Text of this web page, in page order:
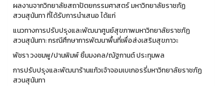
ผลงานจากวิทยาลัยสถาปัตยกรรมศาสตร์ มหาวิทยาลัยราชภัฏ
สวนสุนันทา ที่ได้รับการนำเสนอ ได้แก่
แนวทางการปรับปรุงและพัฒนาศูนย์สุขภาพมหาวิทยาลัยราชภัฏ
สวนสุนันทา: กรณีศึกษาการพัฒนาพื้นที่เพื่อส่งเสริมสุขภาวะ
พัชรา วงชมพู/ปานพิมพ์ ยิ้มมงคล/ณัฐกานต์ ประทุมพล
การปรับปรุงและพัฒนาร้านแก้วเจ้าจอมเบเกอรรี่มหาวิทยาลัยราชภัฏ
สวนสุนันทา